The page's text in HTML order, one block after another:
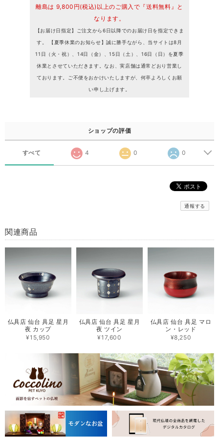
離島は 9,800円(税込)以上のご購入で『送料無料』と
なります。
【お届け日指定】ご注文から6日以降でのお届け日を指定できま
す。 【夏季休業のお知らせ】誠に勝手ながら、当サイトは8月
11日（火・祝）、14日（金）、15日（土）、16日（日）を夏季
休業とさせていただきます。なお、実店舗は通常どおり営業し
ております。ご不便をおかけいたしますが、何卒よろしくお願
い申し上げます。
ショップの評価
すべて 4 0 0
通報する
関連商品
仏具店 仙台 具足 星月
夜 カップ
¥15,950
仏具店 仙台 具足 星月
夜 ツイン
¥17,600
仏具店 仙台 具足 マロ
ン・レッド
¥8,250